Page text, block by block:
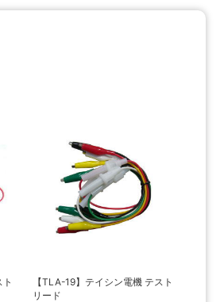
【TLA-19】テイシン電機 テスト
リード